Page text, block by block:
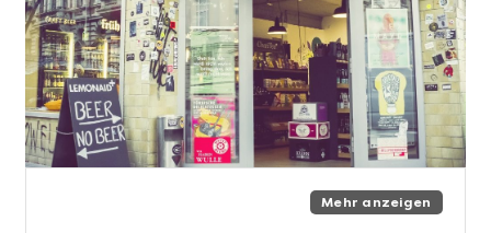
Mehr anzeigen